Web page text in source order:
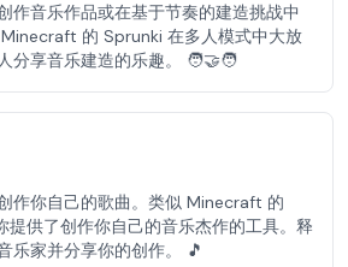
作音乐作品或在基于节奏的建造挑战中
的 Sprunki 在多人模式中大放
分享音乐建造的乐趣。 🧑‍🤝‍🧑
作你自己的歌曲。类似 Minecraft 的
提供了创作你自己的音乐杰作的工具。释
乐家并分享你的创作。 🎵